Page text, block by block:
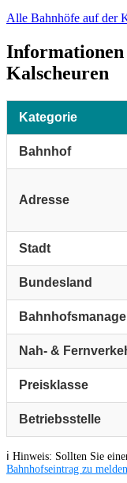
Alle Bahnhöfe auf der
Kalscheuren
Kategorie
Bahnhof
Adresse
Stadt
Bundesland
Nah- &
Preisklasse
Betriebsstelle
ℹ️ Hinweis: Sollten Sie
Bahnhofseintrag zu melden